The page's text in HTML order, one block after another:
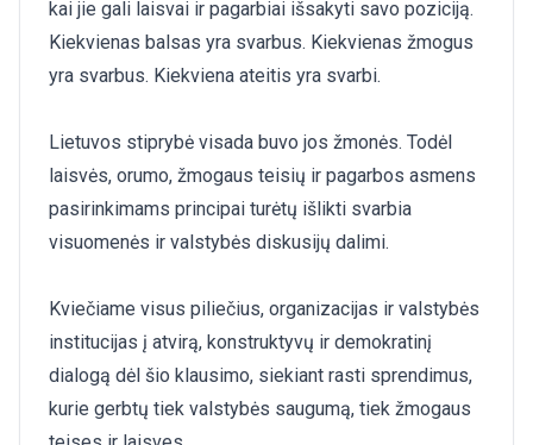
kai jie gali laisvai ir pagarbiai išsakyti savo poziciją.
Kiekvienas balsas yra svarbus. Kiekvienas žmogus
yra svarbus. Kiekviena ateitis yra svarbi.
Lietuvos stiprybė visada buvo jos žmonės. Todėl
laisvės, orumo, žmogaus teisių ir pagarbos asmens
pasirinkimams principai turėtų išlikti svarbia
visuomenės ir valstybės diskusijų dalimi.
Kviečiame visus piliečius, organizacijas ir valstybės
institucijas į atvirą, konstruktyvų ir demokratinį
dialogą dėl šio klausimo, siekiant rasti sprendimus,
kurie gerbtų tiek valstybės saugumą, tiek žmogaus